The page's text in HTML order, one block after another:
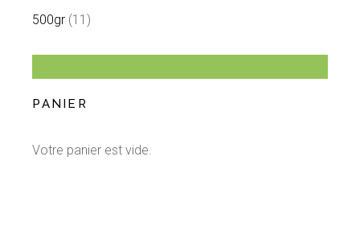
500gr (11)
PANIER
Votre panier est vide.